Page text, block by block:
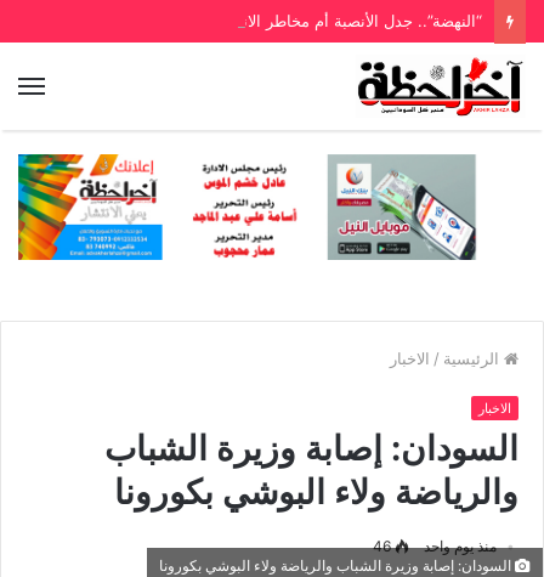
“النهضة”.. جدل الأنصبة أم مخاطر الانهيار؟!
الرئيسية / الاخبار
الاخبار
السودان: إصابة وزيرة الشباب
والرياضة ولاء البوشي بكورونا
منذ يوم واحد 46
السودان: إصابة وزيرة الشباب والرياضة ولاء البوشي بكورونا